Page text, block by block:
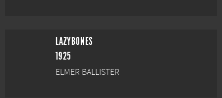
LAZYBONES
1925
ELMER BALLISTER